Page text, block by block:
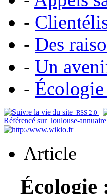
-
- Des
- Un
-
RSS 2.0 |
Référencé sur Toulouse-annuaire
Article
Écologie